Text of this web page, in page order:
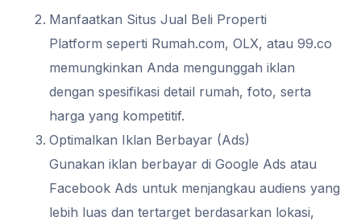
Manfaatkan Situs Jual Beli Properti
Platform seperti Rumah.com, OLX, atau 99.co
memungkinkan Anda mengunggah iklan
dengan spesifikasi detail rumah, foto, serta
harga yang kompetitif.
Optimalkan Iklan Berbayar (Ads)
Gunakan iklan berbayar di Google Ads atau
Facebook Ads untuk menjangkau audiens yang
lebih luas dan tertarget berdasarkan lokasi,